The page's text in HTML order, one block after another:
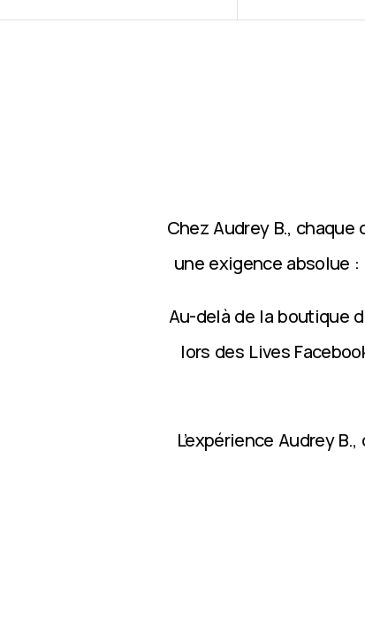
Chez Audrey B.,
une exigence absolue
Au-delà de la boutique
lors des Lives
L’expérience Audrey